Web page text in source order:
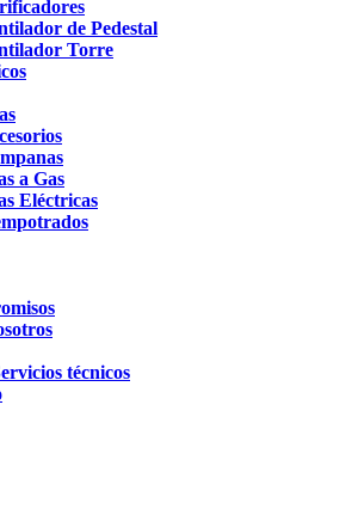
de Pedestal
Torre
a Gas
Eléctricas
técnicos